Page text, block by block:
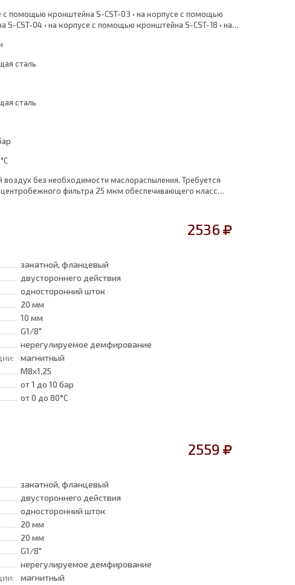
с помощью кронштейна S-CST-03 • на корпусе с помощью
S-CST-04 • на корпусе с помощью кронштейна S-CST-18 • на
S-CST-20 • при помощи крепежных кронштейнов S-CST-21
сталь
сталь
без необходимости маслораспыления. Требуется
центробежного фильтра 25 мкм обеспечивающего класс
2536
закатной, фланцевый
двустороннего действия
односторонний шток
20 мм
10 мм
G1/8"
нерегулируемое демфирование
магнитный
M8x1,25
от 1 до 10 бар
от 0 до 80°C
2559
закатной, фланцевый
двустороннего действия
односторонний шток
20 мм
20 мм
G1/8"
нерегулируемое демфирование
магнитный